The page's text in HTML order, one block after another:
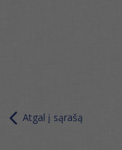
Atgal į sąrašą